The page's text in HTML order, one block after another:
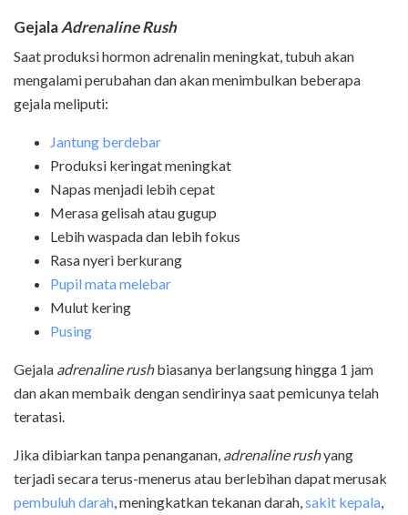
GejalaAdrenaline Rush
Saat produksi hormon adrenalin meningkat, tubuh akan
mengalami perubahan dan akan menimbulkan beberapa
gejala meliputi:
Jantung berdebar
Produksi keringat meningkat
Napas menjadi lebih cepat
Merasa gelisah atau gugup
Lebih waspada dan lebih fokus
Rasa nyeri berkurang
Pupil mata melebar
Mulut kering
Pusing
Gejala adrenaline rushbiasanya berlangsung hingga 1 jam
dan akan membaik dengan sendirinya saat pemicunya telah
teratasi.
Jika dibiarkan tanpa penanganan, adrenaline rushyang
terjadi secara terus-menerus atau berlebihan dapat merusak
pembuluh darah , meningkatkan tekanan darah, sakit kepala